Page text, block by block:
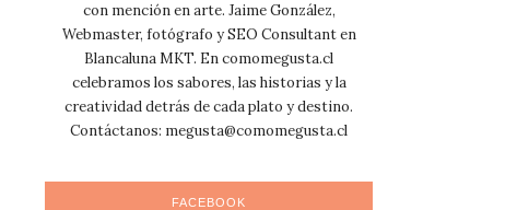
con mención en arte. Jaime González,
Webmaster, fotógrafo y SEO Consultant en
Blancaluna MKT. En comomegusta.cl
celebramos los sabores, las historias y la
creatividad detrás de cada plato y destino.
Contáctanos: megusta@comomegusta.cl
FACEBOOK